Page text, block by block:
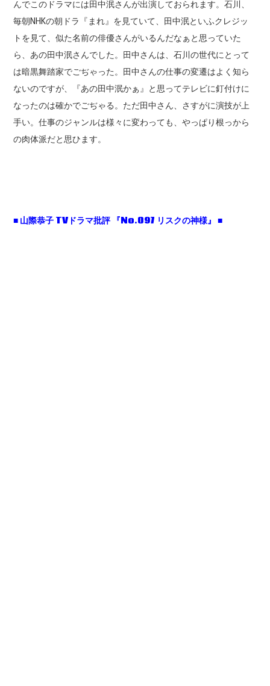
んでこのドラマには田中泯さんが出演しておられます。石川、
毎朝NHKの朝ドラ『まれ』を見ていて、田中泯といふクレジッ
トを見て、似た名前の俳優さんがいるんだなぁと思っていた
ら、あの田中泯さんでした。田中さんは、石川の世代にとって
は暗黒舞踏家でごぢゃった。田中さんの仕事の変遷はよく知ら
ないのですが、『あの田中泯かぁ』と思ってテレビに釘付けに
なったのは確かでごぢゃる。ただ田中さん、さすがに演技が上
手い。仕事のジャンルは様々に変わっても、やっぱり根っから
の肉体派だと思ひます。
■ 山際恭子 TV ドラマ批評 『No.097 リスクの神様』 ■